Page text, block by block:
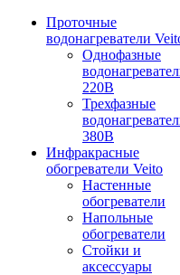
Проточные
водонагреватели
Однофазные
220В
Трехфазные
380В
Инфракрасные
обогреватели Veito
Настенные
обогреватели
Напольные
обогреватели
Стойки и
аксессуары